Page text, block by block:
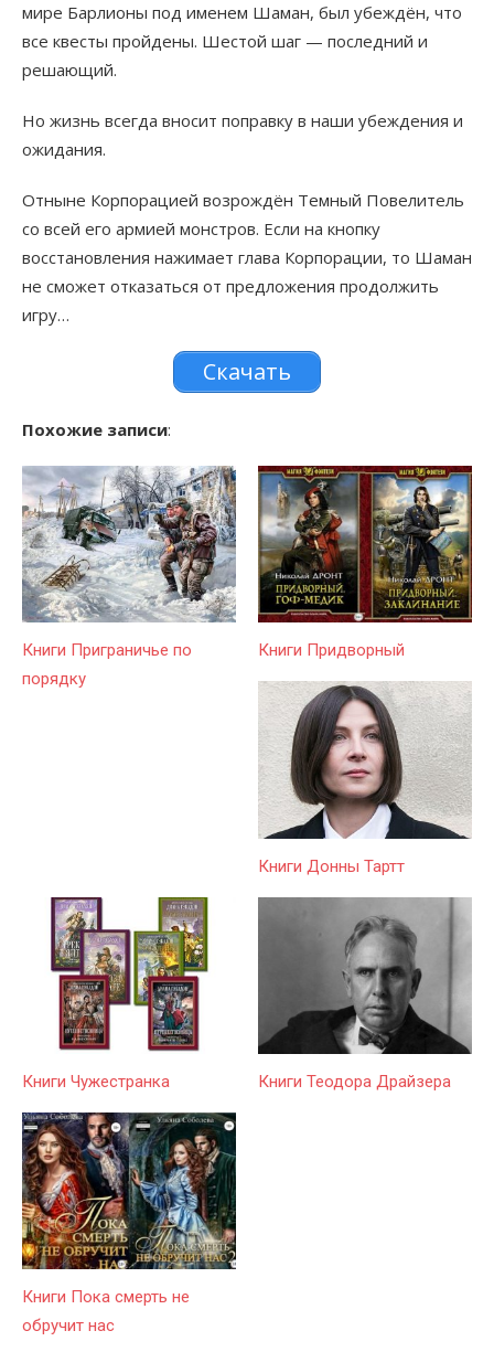
мире Барлионы под именем Шаман, был убеждён, что
все квесты пройдены. Шестой шаг — последний и
решающий.
Но жизнь всегда вносит поправку в наши убеждения и
ожидания.
Отныне Корпорацией возрождён Темный Повелитель
со всей его армией монстров. Если на кнопку
восстановления нажимает глава Корпорации, то Шаман
не сможет отказаться от предложения продолжить
игру…
Скачать
Похожие записи:
Книги Приграничье по
порядку
Книги Придворный
Книги Донны Тартт
Книги Чужестранка Книги Теодора Драйзера
Книги Пока смерть не
обручит нас